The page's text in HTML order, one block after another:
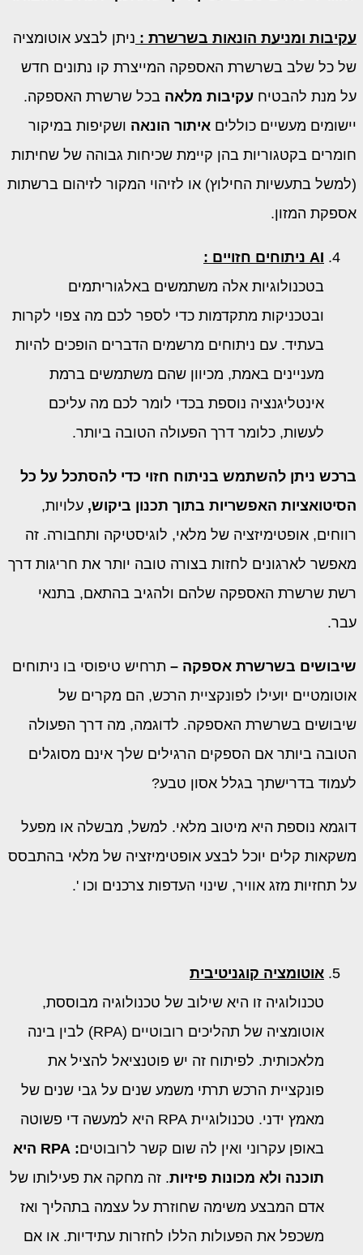
עקיבות ומניעת הונאות בשרשרת : ניתן לבצע אוטומציה
של כל שלב בשרשרת האספקה ​​המייצרת קו נתונים חדש
על מנת להבטיח עקיבות מלאה בכל שרשרת האספקה.
יישומים מעשיים כוללים איתור הונאה ושקיפות במיקור
חומרים בקטגוריות בהן קיימת שכיחות גבוהה של שחיתות
(למשל בתעשיות החילוץ) או לזיהוי המקור לזיהום ברשתות
אספקת המזון.
AI ניתוחים חזויים :
בטכנולוגיות אלה משתמשים באלגוריתמים
ובטכניקות מתקדמות כדי לספר לכם מה צפוי לקרות
בעתיד. עם ניתוחים מרשמים הדברים הופכים להיות
מעניינים באמת, מכיוון שהם משתמשים ברמת
אינטליגנציה נוספת בכדי לומר לכם מה עליכם
לעשות, כלומר דרך הפעולה הטובה ביותר.
ברכש ניתן להשתמש בניתוח חזוי כדי להסתכל על כל
הסיטואציות האפשריות בתוך תכנון ביקוש, עלויות,
רווחים, אופטימיזציה של מלאי, לוגיסטיקה ותחבורה. זה
מאפשר לארגונים לחזות בצורה טובה יותר את חריגות דרך
רשת שרשרת האספקה ​​שלהם ולהגיב בהתאם, בתנאי
עבר.
שיבושים בשרשרת אספקה – תרחיש טיפוסי בו ניתוחים
אוטומטיים יועילו לפונקציית הרכש, הם מקרים של
שיבושים בשרשרת האספקה. לדוגמה, מה דרך הפעולה
הטובה ביותר אם הספקים הרגילים שלך אינם מסוגלים
לעמוד בדרישתך בגלל אסון טבע?
דוגמא נוספת היא מיטוב מלאי. למשל, מבשלה או מפעל
משקאות קלים יוכל לבצע אופטימיזציה של מלאי בהתבסס
על תחזיות מזג אוויר, שינוי העדפות צרכנים וכו '.
אוטומציה קוגניטיבית
טכנולוגיה זו היא שילוב של טכנולוגיה מבוססת,
אוטומציה של תהליכים רובוטיים (RPA) לבין בינה
מלאכותית. לפיתוח זה יש פוטנציאל להציל את
פונקציית הרכש תרתי משמע שנים על גבי שנים של
מאמץ ידני. טכנולוגיית RPA היא למעשה די פשוטה
באופן עקרוני ואין לה שום קשר לרובוטים: RPA
היא
תוכנה ולא מכונות פיזיות. זה מחקה את פעילותו של
אדם המבצע משימה שחוזרת על עצמה בתהליך ואז
משכפל את הפעולות הללו לחזרות עתידיות. או אם